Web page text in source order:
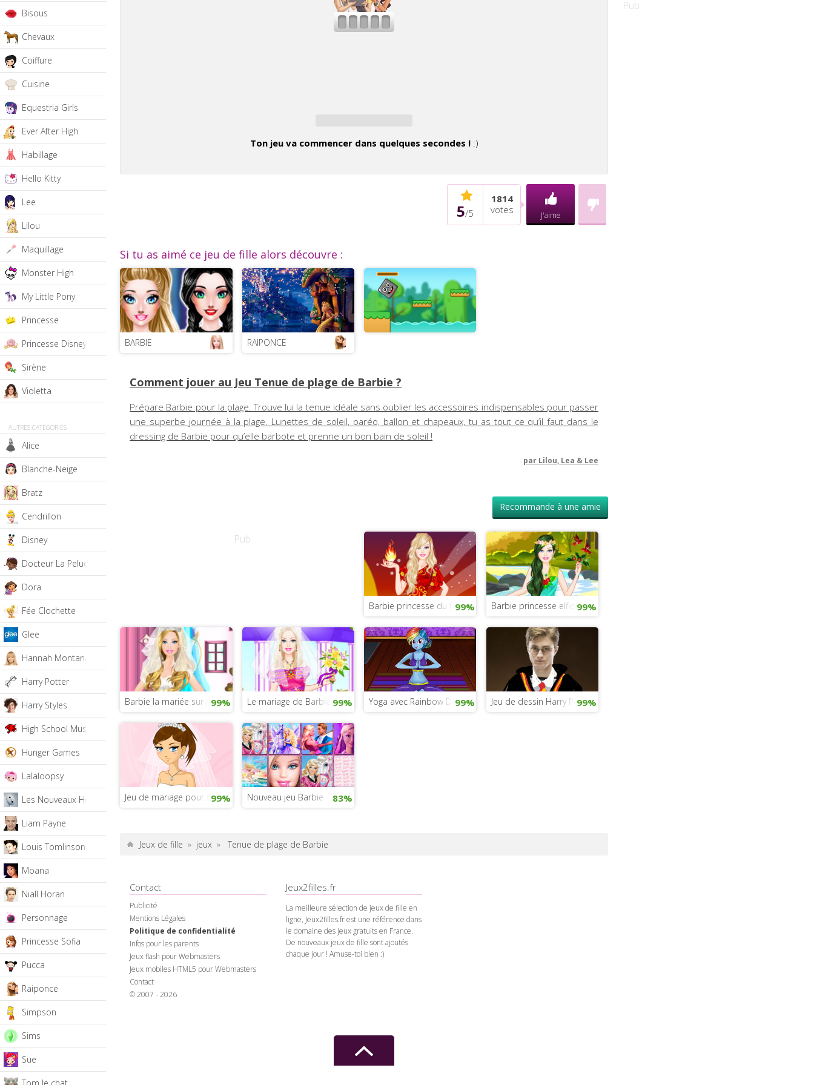
Bisous
Chevaux
Coiffure
Cuisine
Equestria Girls
Ever After High
Habillage
Hello Kitty
Lee
Lilou
Maquillage
Monster High
My Little Pony
Princesse
Princesse Disney
Sirène
Violetta
AUTRES CATÉGORIES
Alice
Blanche-Neige
Bratz
Cendrillon
Disney
Docteur La Peluche
Dora
Fée Clochette
Glee
Hannah Montana
Harry Potter
Harry Styles
High School Musical
Hunger Games
Lalaloopsy
Les Nouveaux Héros
Liam Payne
Louis Tomlinson
Moana
Niall Horan
Personnage
Princesse Sofia
Pucca
Raiponce
Simpson
Sims
Sue
Ton jeu va commencer dans quelques secondes !:)
5/5
1814
votes
J'aime
Si tu as aimé ce jeu de fille alors découvre :
BARBIE RAIPONCE
Comment jouer au Jeu Tenue de plage de Barbie ?
Prépare Barbie pour la plage. Trouve lui la tenue idéale sans oublier les accessoires indispensables pour passer
une superbe journée à la plage. Lunettes de soleil, paréo, ballon et chapeaux, tu as tout ce qu’il faut dans le
dressing de Barbie pour qu’elle barbote et prenne un bon bain de soleil !
par Lilou, Lea & Lee
Recommande à une amie
Pub
Barbie princesse du feu99% Barbie princesse elfique99%
Barbie la mariée sur mobile
99% Le mariage de Barbie 99% Yoga avec Rainbow Dash99% Jeu de dessin Harry Potter
99%
Jeu de mariage pour fille99% Nouveau jeu Barbie 83%
Pub
Jeux de fille » jeux » Tenue de plage de Barbie
Contact
Publicité
Mentions Légales
Politique de confidentialité
Infos pour les parents
Jeux flash pour Webmasters
Jeux mobiles HTML5 pour Webmasters
Contact
© 2007 - 2026
Jeux2filles.fr
La meilleure sélection de jeux de fille en
ligne, Jeux2filles.fr est une référence dans
le domaine des jeux gratuits en France.
De nouveaux jeux de fille sont ajoutés
chaque jour ! Amuse-toi bien :)